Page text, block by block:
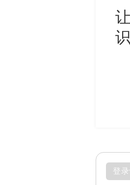
登